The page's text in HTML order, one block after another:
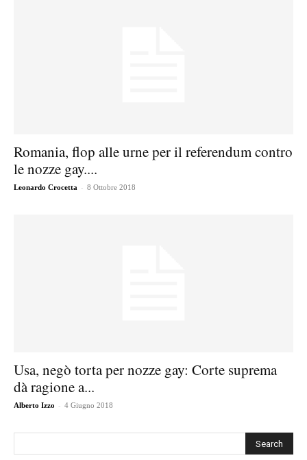
Romania, flop alle urne per il referendum contro
le nozze gay....
Leonardo Crocetta - 8 Ottobre 2018
Usa, negò torta per nozze gay: Corte suprema
dà ragione a...
Alberto Izzo - 4 Giugno 2018